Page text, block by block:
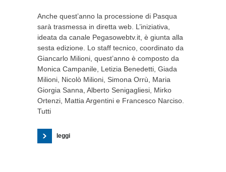
Anche quest’anno la processione di Pasqua
sarà trasmessa in diretta web. L’iniziativa,
ideata da canale Pegasowebtv.it, è giunta alla
sesta edizione. Lo staff tecnico, coordinato da
Giancarlo Milioni, quest’anno è composto da
Monica Campanile, Letizia Benedetti, Giada
Milioni, Nicolò Milioni, Simona Orrù, Maria
Giorgia Sanna, Alberto Senigagliesi, Mirko
Ortenzi, Mattia Argentini e Francesco Narciso.
Tutti
leggi